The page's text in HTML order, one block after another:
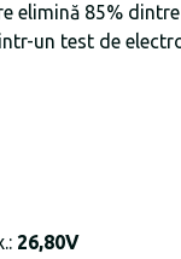
elimină 85%
un test de
26,80V